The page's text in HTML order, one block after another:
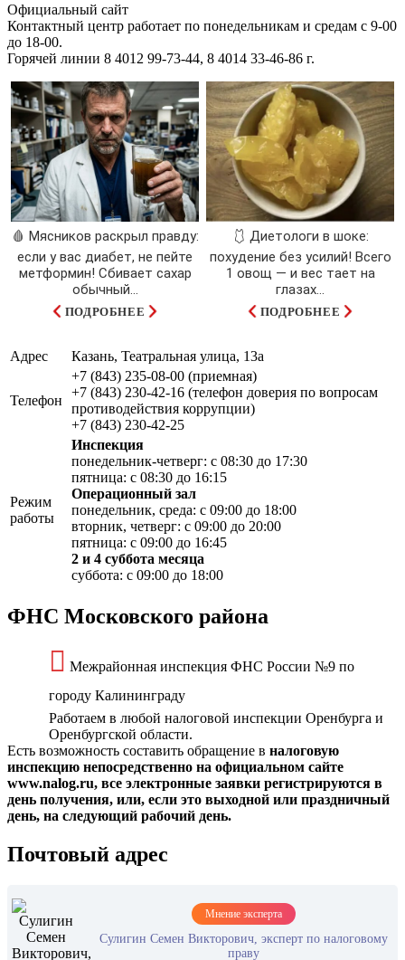
Официальный сайт
Контактный центр работает по понедельникам и средам с 9-00
до 18-00.
Горячей линии 8 4012 99-73-44, 8 4014 33-46-86 г.
🩸 Мясников раскрыл правду:
если у вас диабет, не пейте
метформин! Сбивает сахар
обычный...
ПОДРОБНЕЕ
🩱 Диетологи в шоке:
похудение без усилий! Всего
1 овощ — и вес тает на
глазах…
ПОДРОБНЕЕ
Адрес Казань, Театральная улица, 13а
Телефон
+7 (843) 235-08-00 (приемная)
+7 (843) 230-42-16 (телефон доверия по вопросам
противодействия коррупции)
+7 (843) 230-42-25
Режим
работы
Инспекция
понедельник-четверг: с 08:30 до 17:30
пятница: с 08:30 до 16:15
Операционный зал
понедельник, среда: с 09:00 до 18:00
вторник, четверг: с 09:00 до 20:00
пятница: с 09:00 до 16:45
2 и 4 суббота месяца
суббота: с 09:00 до 18:00
ФНС Московского района
Межрайонная инспекция ФНС России №9 по
городу Калининграду
Работаем в любой налоговой инспекции Оренбурга и
Оренбургской области.
Есть возможность составить обращение в налоговую
инспекцию непосредственно на официальном сайте
www.nalog.ru, все электронные заявки регистрируются в
день получения, или, если это выходной или праздничный
день, на следующий рабочий день.
Почтовый адрес
Мнение эксперта
Сулигин Семен Викторович, эксперт по налоговому
праву